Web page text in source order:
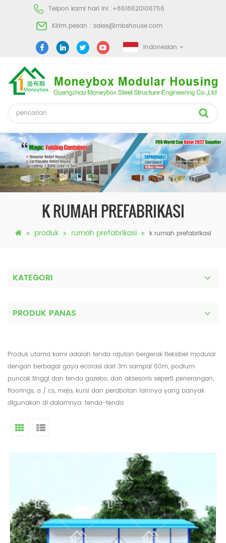
Telpon kami hari ini :+8618620106756
Kirim pesan : sales@mbshouse.com
Indonesian
K RUMAH PREFABRIKASI
produk rumah prefabrikasi k rumah prefabrikasi
KATEGORI
PRODUK PANAS
Produk utama kami adalah tenda rajutan bergerak fleksibel modular
dengan berbagai gaya ecorasi dari 3m sampai 60m, podium
puncak tinggi dan tenda gazebo, dan aksesoris seperti penerangan,
floorings, a / cs, meja, kursi dan perabotan lainnya yang banyak
digunakan di dalamnya. tenda-tenda